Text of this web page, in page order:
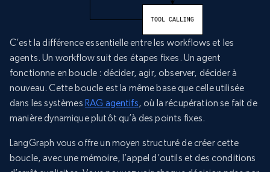
C’est la différence essentielle entre les workflows et les
agents. Un workflow suit des étapes fixes. Un agent
fonctionne en boucle : décider, agir, observer, décider à
nouveau. Cette boucle est la même base que celle utilisée
dans les systèmes RAG agentifs, où la récupération se fait de
manière dynamique plutôt qu’à des points fixes.
LangGraph vous offre un moyen structuré de créer cette
boucle, avec une mémoire, l’appel d’outils et des conditions